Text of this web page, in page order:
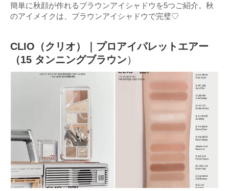
簡単に秋顔が作れるブラウンアイシャドウを5つご紹介。秋
のアイメイクは、ブラウンアイシャドウで完璧♡
CLIO（クリオ）｜プロアイパレットエアー
（15 タンニングブラウン）